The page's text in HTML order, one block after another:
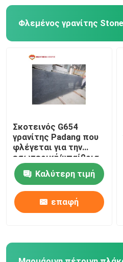
Φλεμένος γρανίτης Stone
Σκοτεινός G654
γρανίτης Padang που
φλέγεται για την
εσωτερική/υπαίθρια
επίστρωση
πατωμάτων
Καλύτερη τιμή
επαφή